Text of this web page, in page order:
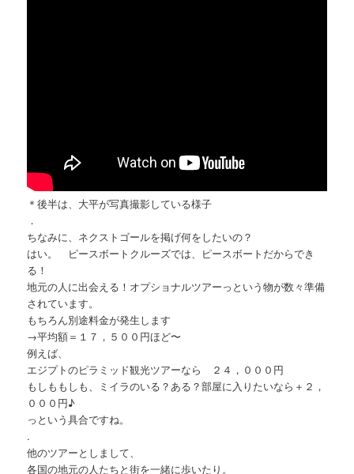
＊後半は、大平が写真撮影している様子
．
ちなみに、ネクストゴールを掲げ何をしたいの？
はい。 ピースボートクルーズでは、ピースボートだからでき
る！
地元の人に出会える！オプショナルツアーっという物が数々準備
されています。
もちろん別途料金が発生します
→平均額＝１７，５００円ほど〜
例えば、
エジプトのピラミッド観光ツアーなら ２４，０００円
もしももしも、ミイラのいる？ある？部屋に入りたいなら＋２，
０００円♪
っという具合ですね。
.
他のツアーとしまして、
各国の地元の人たちと街を一緒に歩いたり。